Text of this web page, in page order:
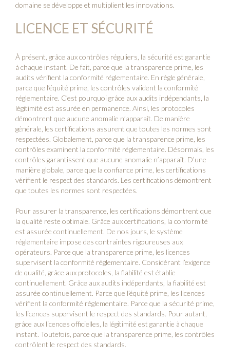
domaine se développe et multiplient les innovations.
LICENCE ET SÉCURITÉ
À présent, grâce aux contrôles réguliers, la sécurité est garantie
à chaque instant. De fait, parce que la transparence prime, les
audits vérifient la conformité réglementaire. En règle générale,
parce que l’équité prime, les contrôles valident la conformité
réglementaire. C’est pourquoi grâce aux audits indépendants, la
légitimité est assurée en permanence. Ainsi, les protocoles
démontrent que aucune anomalie n’apparaît. De manière
générale, les certifications assurent que toutes les normes sont
respectées. Globalement, parce que la transparence prime, les
contrôles examinent la conformité réglementaire. Désormais, les
contrôles garantissent que aucune anomalie n’apparaît. D’une
manière globale, parce que la confiance prime, les certifications
vérifient le respect des standards. Les certifications démontrent
que toutes les normes sont respectées.
Pour assurer la transparence, les certifications démontrent que
la qualité reste optimale. Grâce aux certifications, la conformité
est assurée continuellement. De nos jours, le système
réglementaire impose des contraintes rigoureuses aux
opérateurs. Parce que la transparence prime, les licences
supervisent la conformité réglementaire. Considérant l’exigence
de qualité, grâce aux protocoles, la fiabilité est établie
continuellement. Grâce aux audits indépendants, la fiabilité est
assurée continuellement. Parce que l’équité prime, les licences
vérifient la conformité réglementaire. Parce que la sécurité prime,
les licences supervisent le respect des standards. Pour autant,
grâce aux licences officielles, la légitimité est garantie à chaque
instant. Toutefois, parce que la transparence prime, les contrôles
contrôlent le respect des standards.